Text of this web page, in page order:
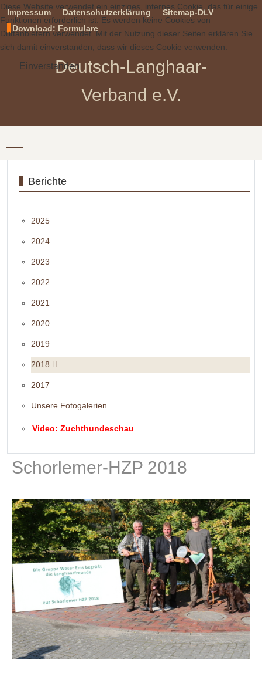
Impressum Datenschutzerklärung
Sitemap-DLV
Download: Formulare
Deutsch-Langhaar-
Verband e.V.
Mobile Menu Toggle
Berichte
2025
2024
2023
2022
2021
2020
2019
2018
2017
Unsere Fotogalerien
Video: Zuchthundeschau
Schorlemer-HZP 2018
Diese Website verwendet ein einziges, internes Cookie, das für einige
Funktionen erforderlich ist. Es werden keine Cookies von
Drittanbietern verwendet. Mit der Nutzung dieser Seiten erklären Sie
sich damit einverstanden, dass wir dieses Cookie verwenden.
Einverstanden